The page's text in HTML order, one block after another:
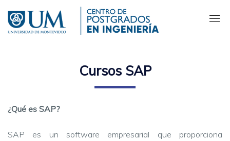
contenido
principal
Cursos SAP
¿Qué es SAP?
SAP es un software empresarial que proporciona